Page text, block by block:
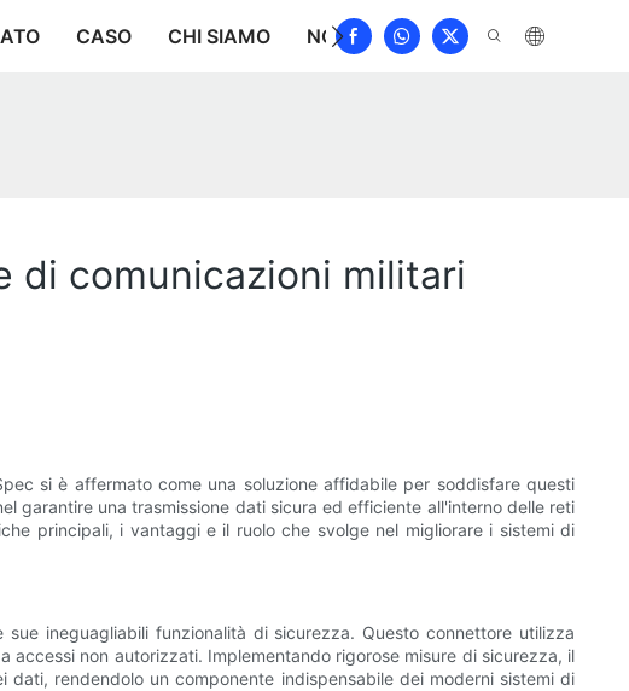
CASO CHI SIAMO NOTIZIA SCARICAMENTO
di comunicazioni militari
si è affermato come una soluzione affidabile per soddisfare questi
garantire una trasmissione dati sicura ed efficiente all'interno delle reti
principali, i vantaggi e il ruolo che svolge nel migliorare i sistemi di
ineguagliabili funzionalità di sicurezza. Questo connettore utilizza
non autorizzati. Implementando rigorose misure di sicurezza, il
rendendolo un componente indispensabile dei moderni sistemi di